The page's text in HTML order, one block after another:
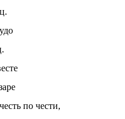
по чести,